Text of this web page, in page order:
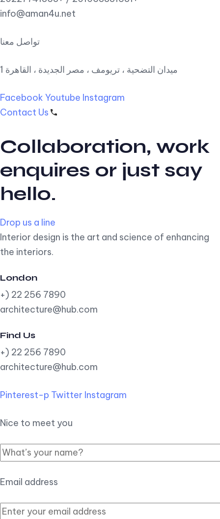
info@aman4u.net
تواصل معنا
1 ميدان التضحية ، تريومف ، مصر الجديدة ، القاهرة
Facebook Youtube Instagram
Contact Us
Collaboration, work
enquires or just say
hello.
Drop us a line
Interior design is the art and science of enhancing
the interiors.
London
+) 22 256 7890
architecture@hub.com
Find Us
+) 22 256 7890
architecture@hub.com
Pinterest-p Twitter Instagram
Nice to meet you
Email address